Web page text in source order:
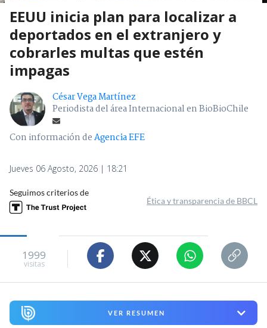
EEUU inicia plan para localizar a
deportados en el extranjero y
cobrarles multas que estén
impagas
César Vega Martínez
Periodista del área Internacional en BioBioChile
Con información deAgencia EFE
Jueves 06 Agosto, 2026 | 18:21
Seguimos criterios de
Ética y transparencia de BBCL
1999
visitas
VER RESUMEN